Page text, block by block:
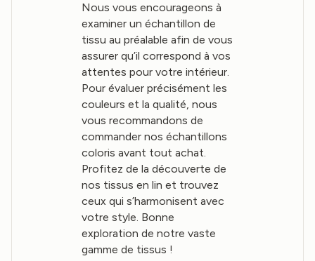
Nous vous encourageons à
examiner un échantillon de
tissu au préalable afin de vous
assurer qu’il correspond à vos
attentes pour votre intérieur.
Pour évaluer précisément les
couleurs et la qualité, nous
vous recommandons de
commander nos échantillons
coloris avant tout achat.
Profitez de la découverte de
nos tissus en lin et trouvez
ceux qui s’harmonisent avec
votre style. Bonne
exploration de notre vaste
gamme de tissus !